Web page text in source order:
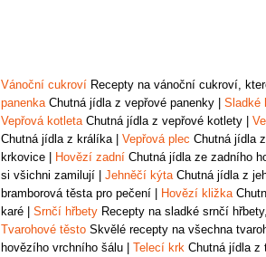
Vánoční cukroví Recepty na vánoční cukroví,
panenka Chutná jídla z vepřové panenky Sladké
Vepřová kotleta Chutná jídla z vepřové kotlety
Chutná jídla z králíka
Vepřová plec Chutná jídla
krkovice
Hovězí zadní Chutná jídla ze zadního
si všichni zamilují
Jehněčí kýta Chutná jídla z
bramborová těsta pro pečení
Hovězí kližka
karé
Srnčí hřbety Recepty na sladké srnčí
Tvarohové těsto Skvělé recepty na všechna
hovězího vrchního šálu
Telecí krk Chutná jídla z